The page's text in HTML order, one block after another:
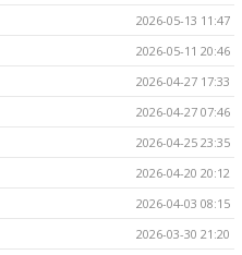
2026-05-13 11:47
2026-05-11 20:46
2026-04-27 17:33
2026-04-27 07:46
2026-04-25 23:35
2026-04-20 20:12
2026-04-03 08:15
2026-03-30 21:20